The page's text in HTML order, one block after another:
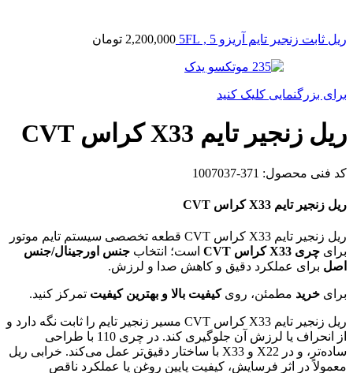
ریل ثابت زنجیر تایم آریزو 5 , 5FL 2,200,000 تومان
برای بزرگنمایی کلیک کنید
ریل زنجیر تایم X33 کراس CVT
کد فنی محصول: 371-1007037
ریل زنجیر تایم X33 کراس CVT
ریل زنجیر تایم X33 کراس CVT قطعه تخصصی سیستم تایم موتور
برای چری X33 کراس CVT است؛ انتخاب جنس اورجینال/جنس
اصل برای عملکرد دقیق و کاهش صدا و لرزش.
برای خرید مطمئن، رویکیفیت بالا و بهترین کیفیت تمرکز کنید.
ریل زنجیر تایم X33 کراس CVT مسیر زنجیر تایم را ثابت نگه دارد و
از انحراف یا لرزش آن جلوگیری کند. در چری 110 با طراحی
ساده‌تر، و در X22 و X33 با ساختار دقیق‌تر عمل می‌کند. خرابی ریل
معمولاً در اثر فرسایش، کیفیت پایین روغن یا عملکرد ناقص